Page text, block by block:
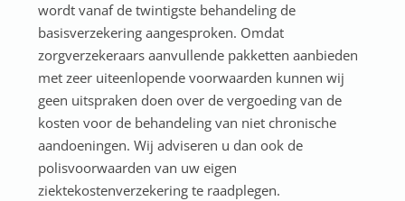
wordt vanaf de twintigste behandeling de
basisverzekering aangesproken. Omdat
zorgverzekeraars aanvullende pakketten aanbieden
met zeer uiteenlopende voorwaarden kunnen wij
geen uitspraken doen over de vergoeding van de
kosten voor de behandeling van niet chronische
aandoeningen. Wij adviseren u dan ook de
polisvoorwaarden van uw eigen
ziektekostenverzekering te raadplegen.